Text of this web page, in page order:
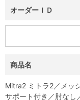
オーダーＩＤ
商品名
Mitra2 ミトラ2／メッ
サポート付き／肘なし